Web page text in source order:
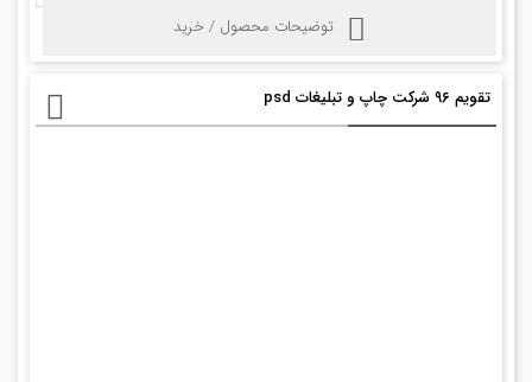
توضیحات محصول / خرید
تقویم ۹۶ شرکت چاپ و تبلیغات psd